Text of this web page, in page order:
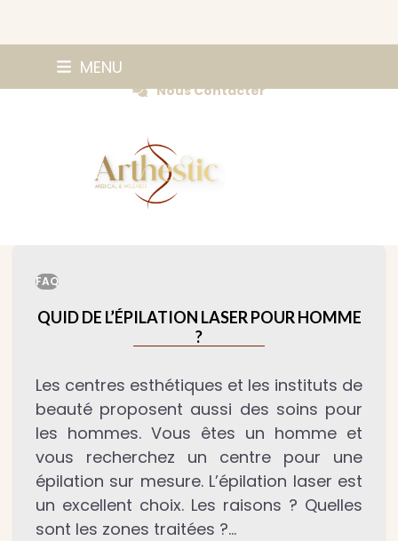
MENU
Nous Contacter
FAQ
QUID DE L’ÉPILATION LASER POUR HOMME
?
Les centres esthétiques et les instituts de
beauté proposent aussi des soins pour
les hommes. Vous êtes un homme et
vous recherchez un centre pour une
épilation sur mesure. L’épilation laser est
un excellent choix. Les raisons ? Quelles
sont les zones traitées ?…